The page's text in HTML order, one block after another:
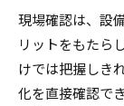
現場確認は、設
リットをもたら
けでは把握しき
化を直接確認で